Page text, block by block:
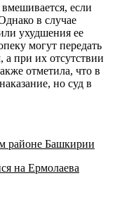
если
в случае
ухудшения ее
могут передать
при их отсутствии
отметила, что в
но суд в
районе Башкирии
на Ермолаева